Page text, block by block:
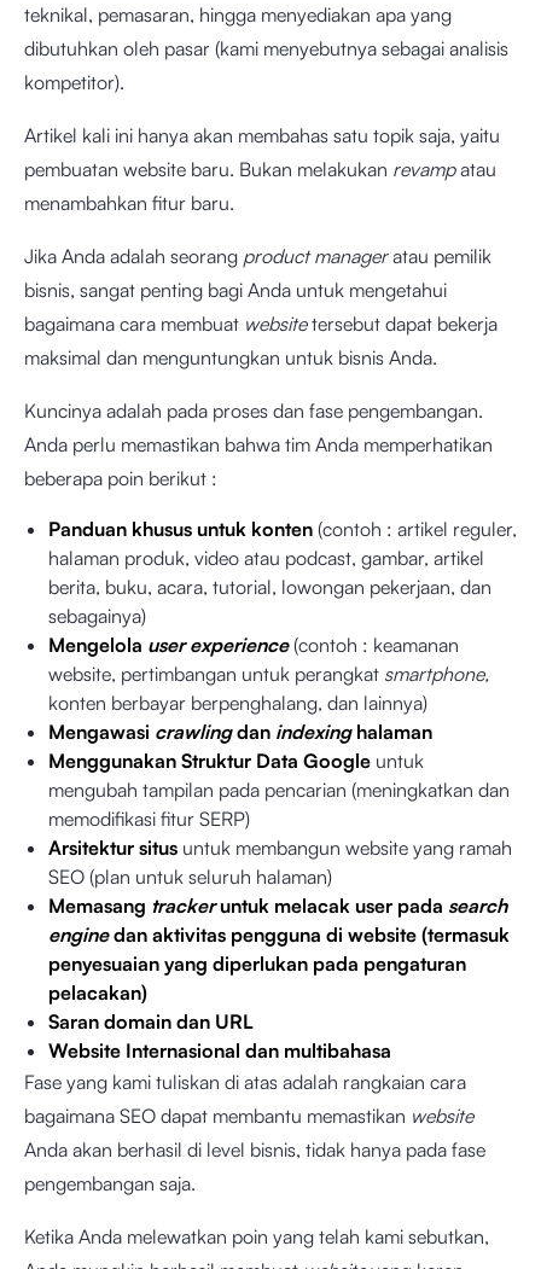
teknikal, pemasaran, hingga menyediakan apa yang
dibutuhkan oleh pasar (kami menyebutnya sebagai analisis
kompetitor).
Artikel kali ini hanya akan membahas satu topik saja, yaitu
pembuatan website baru. Bukan melakukan revampatau
menambahkan fitur baru.
Jika Anda adalah seorang product manageratau pemilik
bisnis, sangat penting bagi Anda untuk mengetahui
bagaimana cara membuat websitetersebut dapat bekerja
maksimal dan menguntungkan untuk bisnis Anda.
Kuncinya adalah pada proses dan fase pengembangan.
Anda perlu memastikan bahwa tim Anda memperhatikan
beberapa poin berikut :
Panduan khusus untuk konten (contoh : artikel reguler,
halaman produk, video atau podcast, gambar, artikel
berita, buku, acara, tutorial, lowongan pekerjaan, dan
sebagainya)
Mengelola user experience(contoh : keamanan
website, pertimbangan untuk perangkat smartphone,
konten berbayar berpenghalang, dan lainnya)
Mengawasi crawlingdan indexing halaman
Menggunakan Struktur Data Google untuk
mengubah tampilan pada pencarian (meningkatkan dan
memodifikasi fitur SERP)
Arsitektur situs untuk membangun website yang ramah
SEO (plan untuk seluruh halaman)
Memasang trackeruntuk melacak user pada search
enginedan aktivitas pengguna di website (termasuk
penyesuaian yang diperlukan pada pengaturan
pelacakan)
Saran domain dan URL
Website Internasional dan multibahasa
Fase yang kami tuliskan di atas adalah rangkaian cara
bagaimana SEO dapat membantu memastikan website
Anda akan berhasil di level bisnis, tidak hanya pada fase
pengembangan saja.
Ketika Anda melewatkan poin yang telah kami sebutkan,